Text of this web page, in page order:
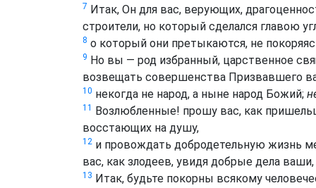
7 Итак, Он для вас, верующих,
строители, но который сделался главою
8 о который они претыкаются, не
9 Но вы — род избранный, царственное
возвещать совершенства Призвавшего
10 некогда не народ, а ныне народ Божий;
11 Возлюбленные! прошу вас, как
восстающих на душу,
12 и провождать добродетельную жизнь
вас, как злодеев, увидя добрые дела
13 Итак, будьте покорны всякому